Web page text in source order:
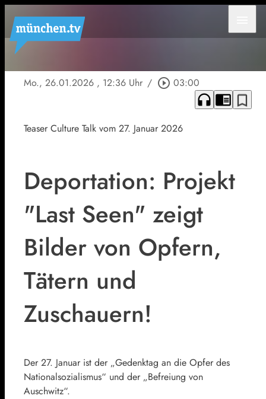
Mo., 26.01.2026 , 12:36 Uhr / play_circle_outline 03:00
headphones chrome_reader_mode bookmark_border
Teaser Culture Talk vom 27. Januar 2026
Deportation: Projekt
"Last Seen" zeigt
Bilder von Opfern,
Tätern und
Zuschauern!
Der 27. Januar ist der „Gedenktag an die Opfer des
Nationalsozialismus“ und der „Befreiung von
Auschwitz“.